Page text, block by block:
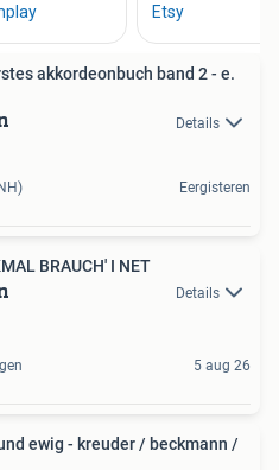
akkordeonbuch band 2 - e.
Details
Eergisteren
BRAUCH' I NET
Details
5 aug 26
ewig - kreuder / beckmann /